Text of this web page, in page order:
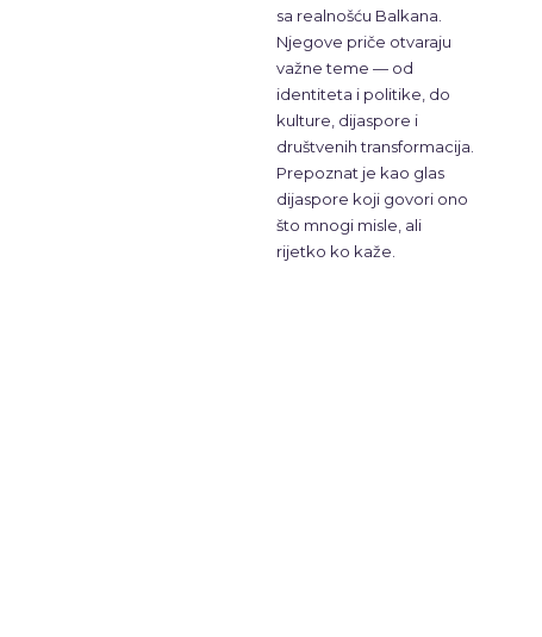
sa realnošću Balkana.
Njegove priče otvaraju
važne teme — od
identiteta i politike, do
kulture, dijaspore i
društvenih transformacija.
Prepoznat je kao glas
dijaspore koji govori ono
što mnogi misle, ali
rijetko ko kaže.